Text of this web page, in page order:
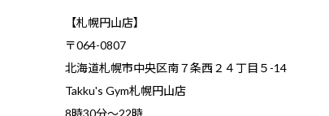
【札幌円山店】
〒064-0807
北海道札幌市中央区南７条西２４丁目５-14
Takku's Gym札幌円山店
8時30分～22時